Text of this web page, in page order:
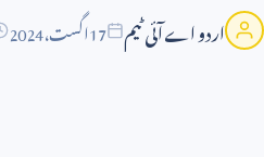
اردو اے آئی ٹیم 17اگست،2024